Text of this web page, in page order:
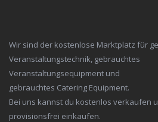
Wir sind der kostenlose Marktplatz für
Veranstaltungstechnik, gebrauchtes
Veranstaltungsequipment und
gebrauchtes Catering Equipment.
Bei uns kannst du kostenlos verkaufen
provisionsfrei einkaufen.